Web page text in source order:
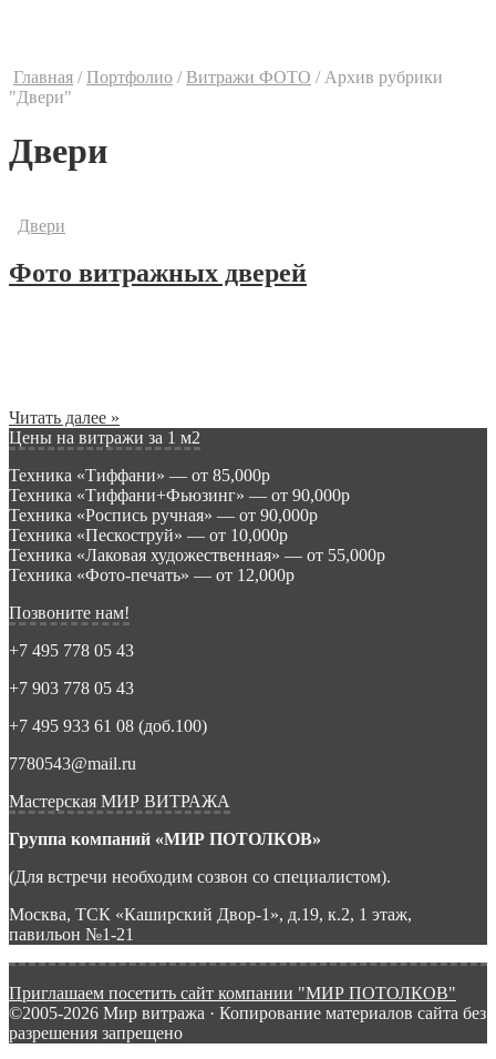
Главная /Портфолио /Витражи ФОТО / Архив рубрики
"Двери"
Двери
Двери
Фото витражных дверей
Читать далее »
Цены на витражи за 1 м2
Техника «Тиффани» — от 85,000р
Техника «Тиффани+Фьюзинг» — от 90,000р
Техника «Роспись ручная» — от 90,000р
Техника «Пескоструй» — от 10,000р
Техника «Лаковая художественная» — от 55,000р
Техника «Фото-печать» — от 12,000р
Позвоните нам!
+7 495 778 05 43
+7 903 778 05 43
+7 495 933 61 08 (доб.100)
7780543@mail.ru
Мастерская МИР ВИТРАЖА
Группа компаний «МИР ПОТОЛКОВ»
(Для встречи необходим созвон со специалистом).
Москва, ТСК «Каширский Двор-1», д.19, к.2, 1 этаж,
павильон №1-21
Приглашаем посетить сайт компании "МИР ПОТОЛКОВ"
©2005-2026 Мир витража · Копирование материалов сайта без
разрешения запрещено